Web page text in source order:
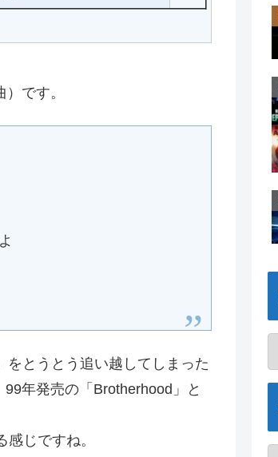
です。
とうとう追い越してしまった
年発売の「Brotherhood」と
じですね。